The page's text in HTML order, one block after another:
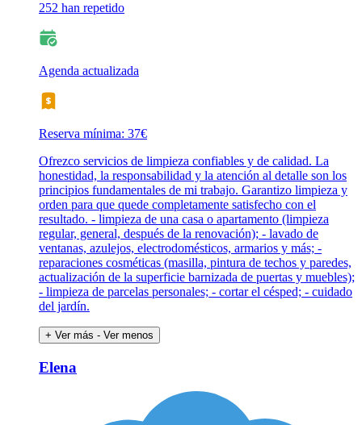
252 han repetido
Agenda actualizada
Reserva mínima: 37€
Ofrezco servicios de limpieza confiables y de calidad. La
honestidad, la responsabilidad y la atención al detalle son los
principios fundamentales de mi trabajo. Garantizo limpieza y
orden para que quede completamente satisfecho con el
resultado. - limpieza de una casa o apartamento (limpieza
regular, general, después de la renovación); - lavado de
ventanas, azulejos, electrodomésticos, armarios y más; -
reparaciones cosméticas (masilla, pintura de techos y paredes,
actualización de la superficie barnizada de puertas y muebles);
- limpieza de parcelas personales; - cortar el césped; - cuidado
del jardín.
+ Ver más - Ver menos
Elena